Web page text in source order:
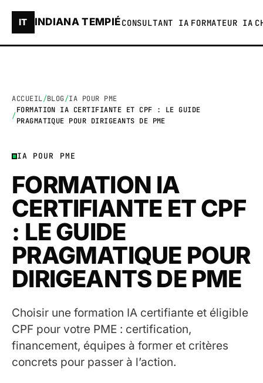
IT INDIANA TEMPIÉCONSULTANT IA FORMATEUR IA
ACCUEIL BLOG IA POUR PME
FORMATION IA CERTIFIANTE ET CPF : LE GUIDE
PRAGMATIQUE POUR DIRIGEANTS DE PME
IA POUR PME
FORMATION IA
CERTIFIANTE ET CPF
: LE GUIDE
PRAGMATIQUE POUR
DIRIGEANTS DE PME
Choisir une formation IA certifiante et éligible
CPF pour votre PME : certification,
financement, équipes à former et critères
concrets pour passer à l’action.